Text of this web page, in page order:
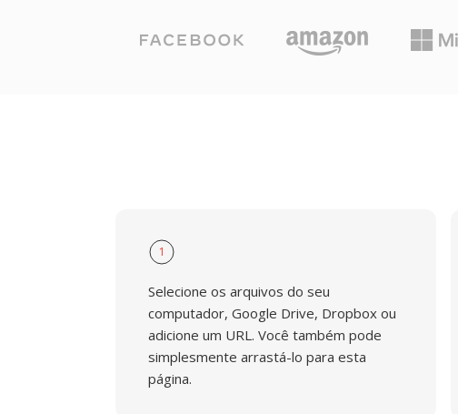
1
Selecione os arquivos do seu
computador, Google Drive, Dropbox ou
adicione um URL. Você também pode
simplesmente arrastá-lo para esta
página.